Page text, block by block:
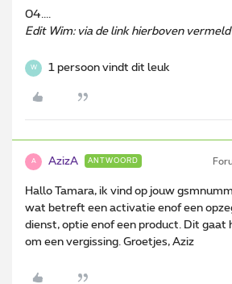
04....
Edit Wim: via de link hierboven vermeld
W 1 persoon vindt dit leuk
A AzizA ANTWOORD
Hallo Tamara, ik vind op jouw
wat betreft een activatie enof een
dienst, optie enof een product. Dit gaat
om een vergissing. Groetjes, Aziz